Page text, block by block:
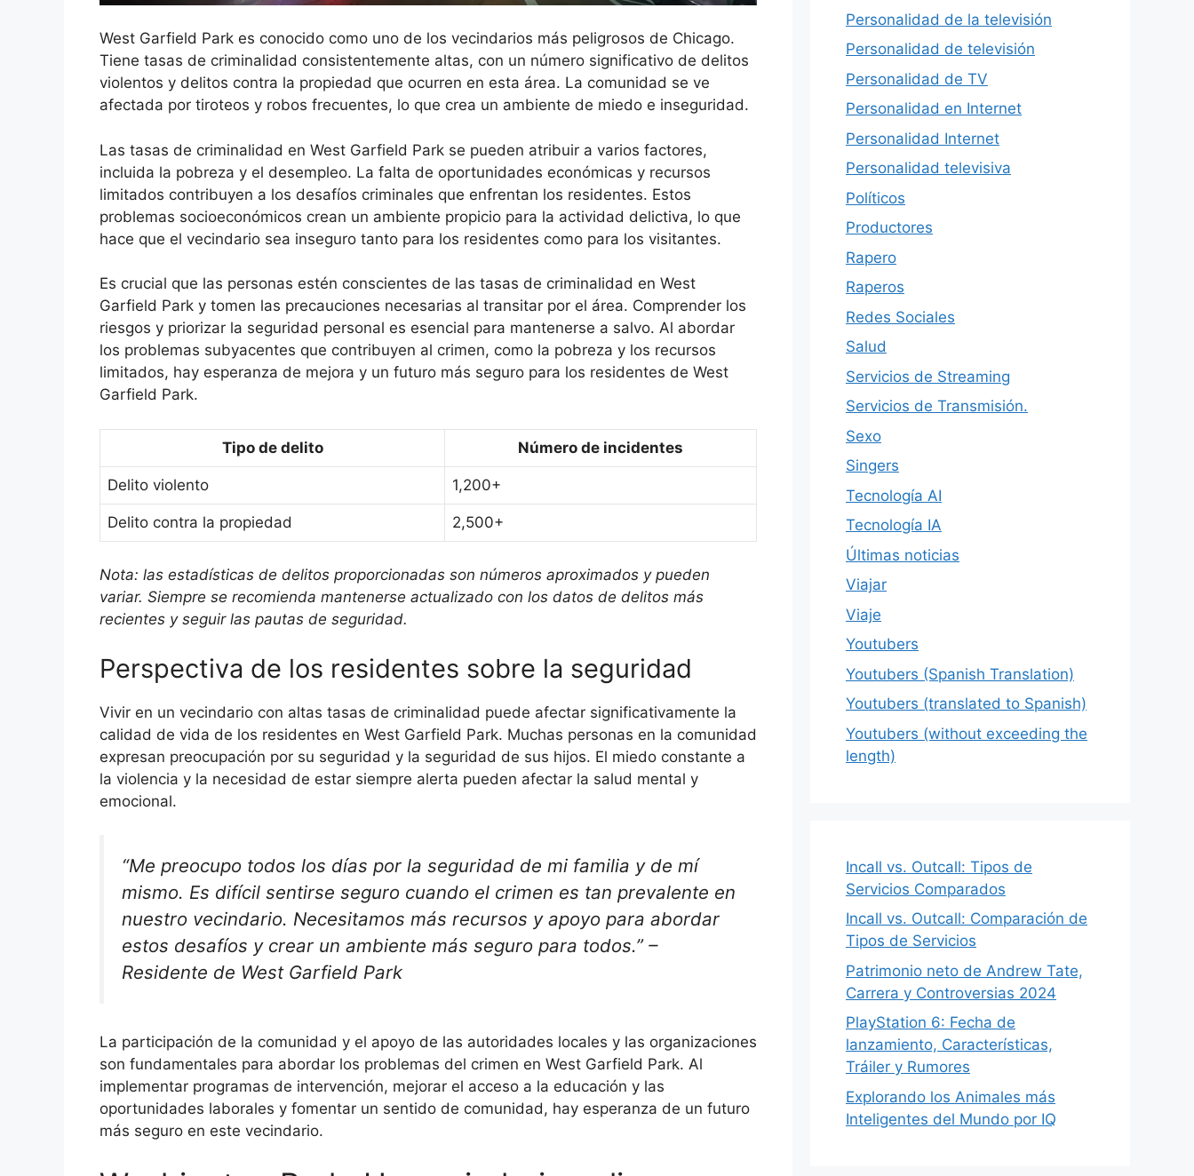
West Garfield Park es conocido como uno de los vecindarios más peligrosos de Chicago.
Tiene tasas de criminalidad consistentemente altas, con un número significativo de delitos
violentos y delitos contra la propiedad que ocurren en esta área. La comunidad se ve
afectada por tiroteos y robos frecuentes, lo que crea un ambiente de miedo e inseguridad.
Las tasas de criminalidad en West Garfield Park se pueden atribuir a varios factores,
incluida la pobreza y el desempleo. La falta de oportunidades económicas y recursos
limitados contribuyen a los desafíos criminales que enfrentan los residentes. Estos
problemas socioeconómicos crean un ambiente propicio para la actividad delictiva, lo que
hace que el vecindario sea inseguro tanto para los residentes como para los visitantes.
Es crucial que las personas estén conscientes de las tasas de criminalidad en West
Garfield Park y tomen las precauciones necesarias al transitar por el área. Comprender los
riesgos y priorizar la seguridad personal es esencial para mantenerse a salvo. Al abordar
los problemas subyacentes que contribuyen al crimen, como la pobreza y los recursos
limitados, hay esperanza de mejora y un futuro más seguro para los residentes de West
Garfield Park.
Tipo de delito Número de incidentes
Delito violento 1,200+
Delito contra la propiedad 2,500+
Nota: las estadísticas de delitos proporcionadas son números aproximados y pueden
variar. Siempre se recomienda mantenerse actualizado con los datos de delitos más
recientes y seguir las pautas de seguridad.
Perspectiva de los residentes sobre la seguridad
Vivir en un vecindario con altas tasas de criminalidad puede afectar significativamente la
calidad de vida de los residentes en West Garfield Park. Muchas personas en la comunidad
expresan preocupación por su seguridad y la seguridad de sus hijos. El miedo constante a
la violencia y la necesidad de estar siempre alerta pueden afectar la salud mental y
emocional.
“Me preocupo todos los días por la seguridad de mi familia y de mí
mismo. Es difícil sentirse seguro cuando el crimen es tan prevalente en
nuestro vecindario. Necesitamos más recursos y apoyo para abordar
estos desafíos y crear un ambiente más seguro para todos.” –
Residente de West Garfield Park
La participación de la comunidad y el apoyo de las autoridades locales y las organizaciones
son fundamentales para abordar los problemas del crimen en West Garfield Park. Al
implementar programas de intervención, mejorar el acceso a la educación y las
oportunidades laborales y fomentar un sentido de comunidad, hay esperanza de un futuro
más seguro en este vecindario.
Personalidad de la televisión
Personalidad de televisión
Personalidad de TV
Personalidad en Internet
Personalidad Internet
Personalidad televisiva
Políticos
Productores
Rapero
Raperos
Redes Sociales
Salud
Servicios de Streaming
Servicios de Transmisión.
Sexo
Singers
Tecnología AI
Tecnología IA
Últimas noticias
Viajar
Viaje
Youtubers
Youtubers (Spanish Translation)
Youtubers (translated to Spanish)
Youtubers (without exceeding the
length)
Incall vs. Outcall: Tipos de
Servicios Comparados
Incall vs. Outcall: Comparación de
Tipos de Servicios
Patrimonio neto de Andrew Tate,
Carrera y Controversias 2024
PlayStation 6: Fecha de
lanzamiento, Características,
Tráiler y Rumores
Explorando los Animales más
Inteligentes del Mundo por IQ